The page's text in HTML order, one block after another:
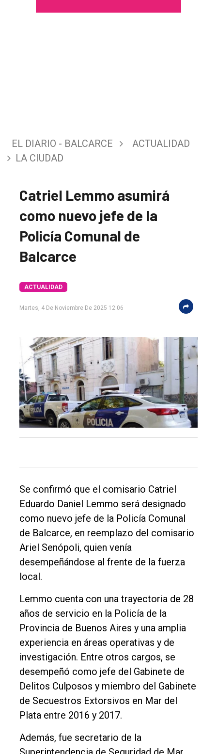
El
único
Balcarce
Tendencia
Int.
General
Política
Cultura
Entrevistas
Fúnebres
Edición
Empresa
Nosotros
Contacto
EL DIARIO - BALCARCE
ACTUALIDAD
LA CIUDAD
Catriel Lemmo asumirá
como nuevo jefe de la
Policía Comunal de
Balcarce
ACTUALIDAD
Martes, 4 De Noviembre De 2025 12:06
Se confirmó que el comisario Catriel
Eduardo Daniel Lemmo será designado
como nuevo jefe de la Policía Comunal
de Balcarce, en reemplazo del comisario
Ariel Senópoli, quien venía
desempeñándose al frente de la fuerza
local.
Lemmo cuenta con una trayectoria de 28
años de servicio en la Policía de la
Provincia de Buenos Aires y una amplia
experiencia en áreas operativas y de
investigación. Entre otros cargos, se
desempeñó como jefe del Gabinete de
Delitos Culposos y miembro del Gabinete
de Secuestros Extorsivos en Mar del
Plata entre 2016 y 2017.
Además, fue secretario de la